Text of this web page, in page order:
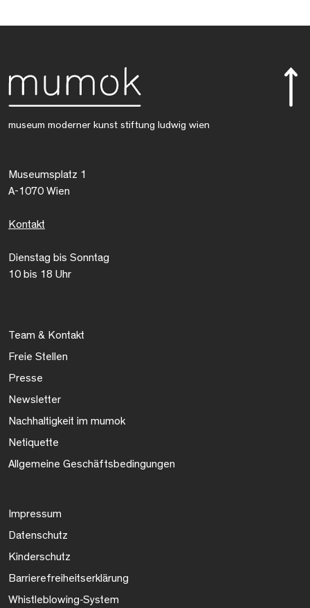
museum moderner kunst stiftung ludwig wien
Museumsplatz 1
A-1070 Wien
Kontakt
Dienstag bis Sonntag
10 bis 18 Uhr
Team & Kontakt
Freie Stellen
Presse
Newsletter
Nachhaltigkeit im mumok
Netiquette
Allgemeine Geschäftsbedingungen
Impressum
Datenschutz
Kinderschutz
Barrierefreiheitserklärung
Whistleblowing-System